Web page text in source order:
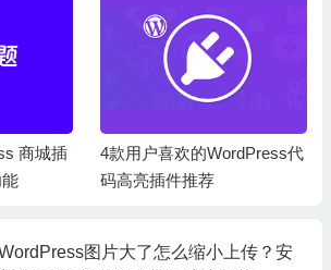
商城插
4款用户喜欢的WordPress代
码高亮插件推荐
图片大了怎么缩小上传？安